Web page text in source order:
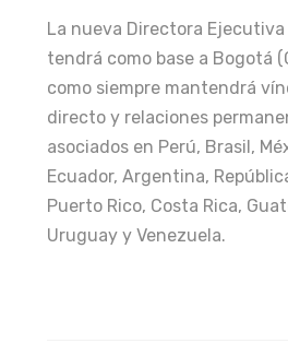
La nueva Directora Ejecutiva
tendrá como base a Bogotá
como siempre mantendrá
directo y relaciones
asociados en Perú, Brasil,
Ecuador, Argentina,
Puerto Rico, Costa Rica,
Uruguay y Venezuela.